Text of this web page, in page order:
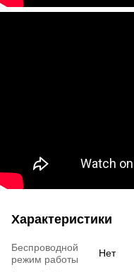
Характеристики
Беспроводной
режим работы
Нет